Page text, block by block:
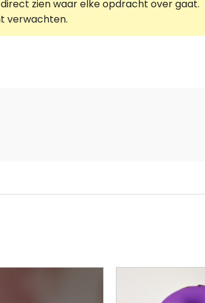
zien waar elke opdracht over gaat.
verwachten.